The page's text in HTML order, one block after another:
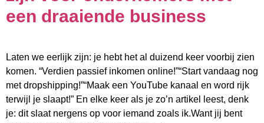
een draaiende business
Laten we eerlijk zijn: je hebt het al duizend keer voorbij zien
komen. “Verdien passief inkomen online!”“Start vandaag nog
met dropshipping!”“Maak een YouTube kanaal en word rijk
terwijl je slaapt!” En elke keer als je zo’n artikel leest, denk
je: dit slaat nergens op voor iemand zoals ik.Want jij bent